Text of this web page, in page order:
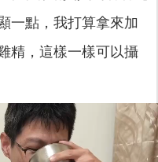
一點，我打算拿來加
精，這樣一樣可以攝